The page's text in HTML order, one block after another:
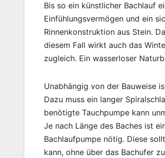
Bis so ein künstlicher Bachlauf
Einfühlungsvermögen und ein
Rinnenkonstruktion aus Stein.
diesem Fall wirkt auch das
zugleich. Ein wasserloser
Unabhängig von der Bauweise
Dazu muss ein langer
benötigte Tauchpumpe kann
Je nach Länge des Baches ist
Bachlaufpumpe nötig. Diese
kann, ohne über das Bachufer